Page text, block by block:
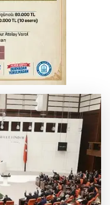
işgaline geçit yok
fiyatları...